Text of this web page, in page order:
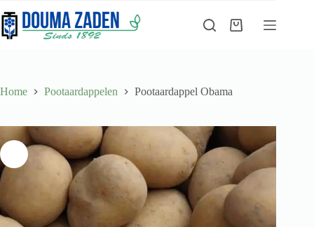
naar
de
inhoud
Winkelwagen
Home Pootaardappelen Pootaardappel Obama